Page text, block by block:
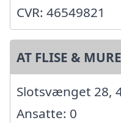
CVR: 46549821
AT FLISE &
Slotsvænget 28,
Ansatte: 0